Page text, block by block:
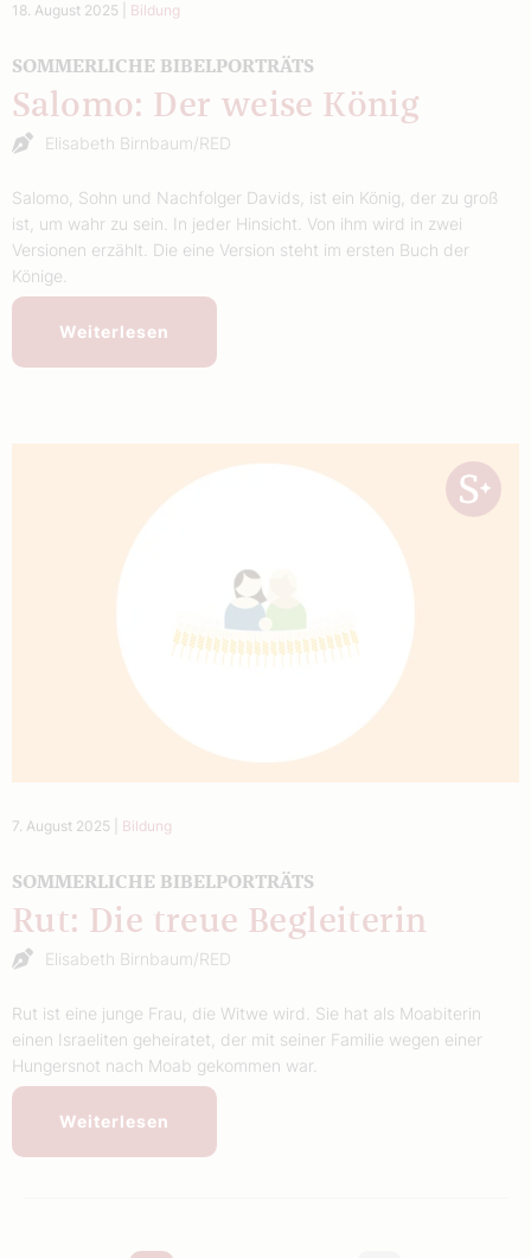
18. August 2025 Bildung
SOMMERLICHE BIBELPORTRÄTS
Salomo: Der weise König
Elisabeth Birnbaum/RED
Salomo, Sohn und Nachfolger Davids, ist ein König, der zu groß
ist, um wahr zu sein. In jeder Hinsicht. Von ihm wird in zwei
Versionen erzählt. Die eine Version steht im ersten Buch der
Könige.
Weiterlesen
7. August 2025 Bildung
SOMMERLICHE BIBELPORTRÄTS
Rut: Die treue Begleiterin
Elisabeth Birnbaum/RED
Rut ist eine junge Frau, die Witwe wird. Sie hat als Moabiterin
einen Israeliten geheiratet, der mit seiner Familie wegen einer
Hungersnot nach Moab gekommen war.
Weiterlesen